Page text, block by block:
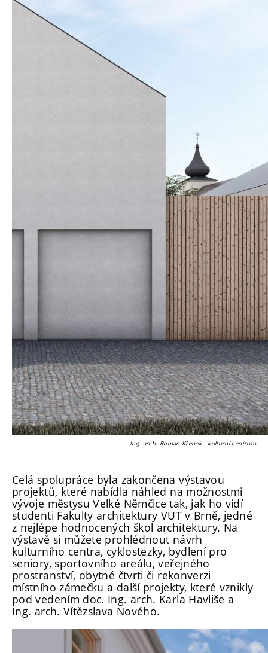
Ing. arch. Roman Křenek - kulturní centrum
Celá spolupráce byla zakončena výstavou
projektů, které nabídla náhled na možnostmi
vývoje městysu Velké Němčice tak, jak ho vidí
studenti Fakulty architektury VUT v Brně, jedné
z nejlépe hodnocených škol architektury. Na
výstavě si můžete prohlédnout návrh
kulturního centra, cyklostezky, bydlení pro
seniory, sportovního areálu, veřejného
prostranství, obytné čtvrti či rekonverzi
místního zámečku a další projekty, které vznikly
pod vedením doc. Ing. arch. Karla Havliše a
Ing. arch. Vítězslava Nového.